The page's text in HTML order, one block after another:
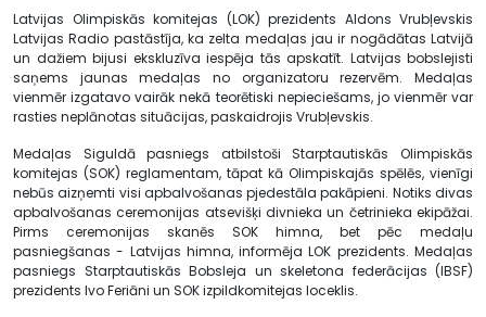
Latvijas Olimpiskās komitejas (LOK) prezidents Aldons Vrubļevskis
Latvijas Radio pastāstīja, ka zelta medaļas jau ir nogādātas Latvijā
un dažiem bijusi ekskluzīva iespēja tās apskatīt. Latvijas bobslejisti
saņems jaunas medaļas no organizatoru rezervēm. Medaļas
vienmēr izgatavo vairāk nekā teorētiski nepieciešams, jo vienmēr var
rasties neplānotas situācijas, paskaidrojis Vrubļevskis.
Medaļas Siguldā pasniegs atbilstoši Starptautiskās Olimpiskās
komitejas (SOK) reglamentam, tāpat kā Olimpiskajās spēlēs, vienīgi
nebūs aizņemti visi apbalvošanas pjedestāla pakāpieni. Notiks divas
apbalvošanas ceremonijas atsevišķi divnieka un četrinieka ekipāžai.
Pirms ceremonijas skanēs SOK himna, bet pēc medaļu
pasniegšanas - Latvijas himna, informēja LOK prezidents. Medaļas
pasniegs Starptautiskās Bobsleja un skeletona federācijas (IBSF)
prezidents Ivo Feriāni un SOK izpildkomitejas loceklis.